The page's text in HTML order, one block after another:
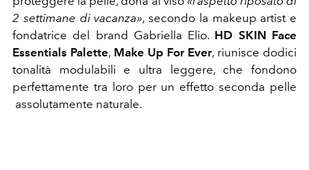
2 settimane di vacanza», secondo la makeup artist e
fondatrice del brand Gabriella Elio. HD SKIN Face
Essentials Palette, Make Up For Ever, riunisce dodici
tonalità modulabili e ultra leggere, che fondono
perfettamente tra loro per un effetto seconda pelle
assolutamente naturale.